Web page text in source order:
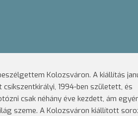
Kolozsváron. A kiállítás
csíkszentkirályi, 1994-ben született, és
csak néhány éve kezdett, ám
szeme. A Kolozsváron kiállított